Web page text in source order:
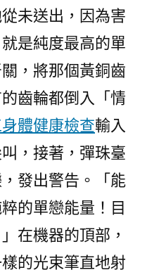
未送出，因為害
是純度最高的單
，將那個黃銅齒
齒輪都倒入「情
體健康檢查輸入
，接著，彈珠臺
發出警告。「能
的單戀能量！目
在機器的頂部，
的光束筆直地射